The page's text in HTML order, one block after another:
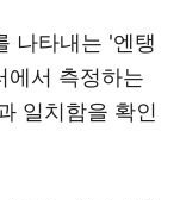
나타내는 '엔탱
에서 측정하는
일치함을 확인